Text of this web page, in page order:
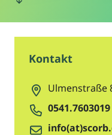
Kontakt
Ulmenstraße
0541.7603019